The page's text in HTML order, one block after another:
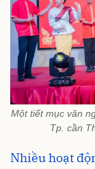
Một tiết mục văn
Tp. cần
Nhiều hoạt